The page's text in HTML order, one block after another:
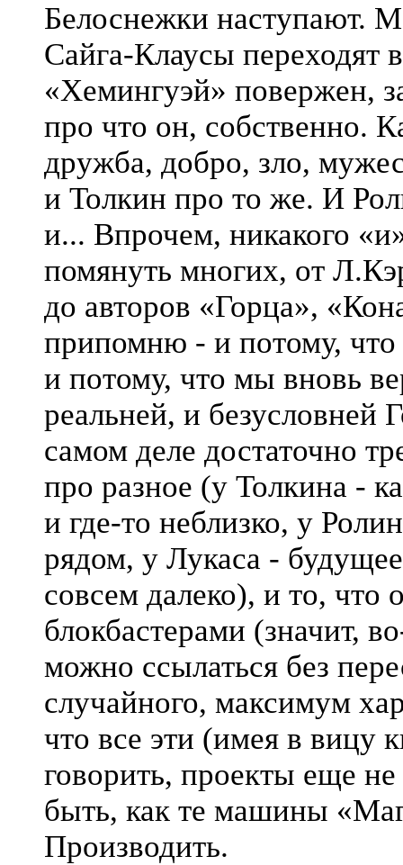
Белоснежки наступают.
Сайга-Клаусы переходят
«Хемингуэй» повержен,
про что он, собственно.
дружба, добро, зло,
и Толкин про то же. И
и... Впрочем, никакого
помянуть многих, от
до авторов «Горца»,
припомню - и потому, что
и потому, что мы вновь
реальней, и безусловней
самом деле достаточно
про разное (у Толкина -
и где-то неблизко, у
рядом, у Лукаса -
совсем далеко), и то, что
блокбастерами (значит,
можно ссылаться без
случайного, максимум
что все эти (имея в вицу
говорить, проекты еще
быть, как те машины
Производить.